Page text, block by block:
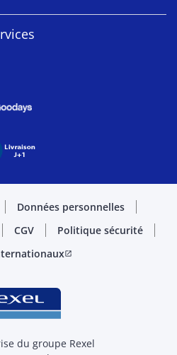
Données personnelles
CGV
Politique sécurité
open_in_new
du groupe Rexel